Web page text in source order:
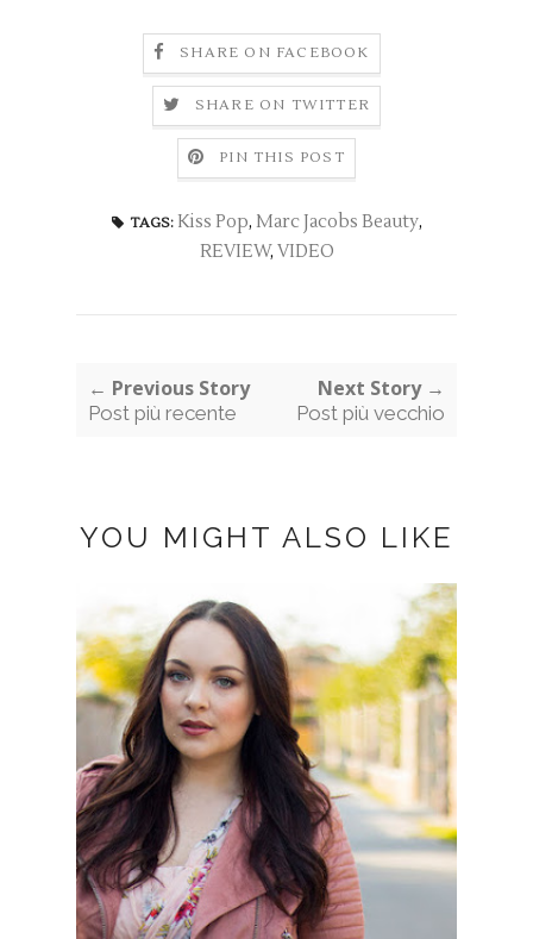
SHARE ON FACEBOOK
SHARE ON TWITTER
PIN THIS POST
TAGS: Kiss Pop, Marc Jacobs Beauty,
REVIEW, VIDEO
← Previous Story
Post più recente
Next Story →
Post più vecchio
YOU MIGHT ALSO LIKE